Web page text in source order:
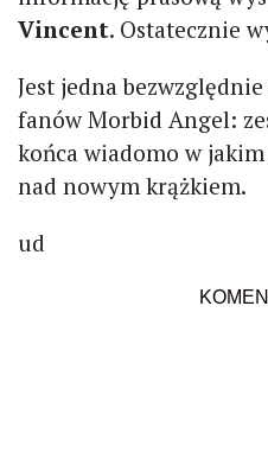
Vincent. Ostatecznie
Jest jedna
fanów Morbid Angel:
końca wiadomo w
nad nowym krążkiem.
ud